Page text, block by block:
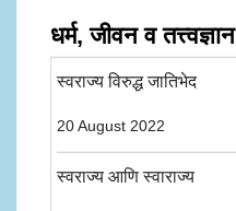
धर्म, जीवन व तत्त्वज्ञान
स्वराज्य विरुद्ध जातिभेद
20 August 2022
स्वराज्य आणि स्वाराज्य